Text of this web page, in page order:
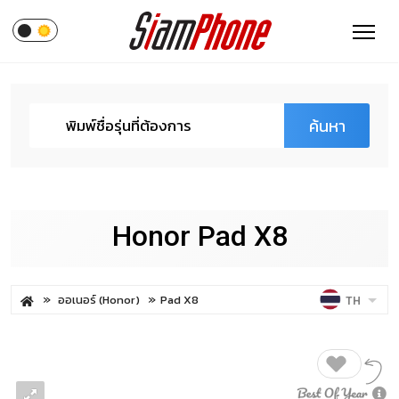
ค้นหา
Honor Pad X8
ออเนอร์ (Honor) Pad X8 TH